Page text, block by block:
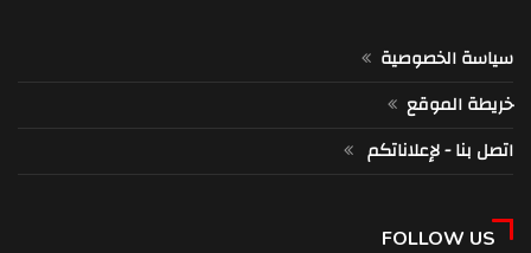
سياسة الخصوصية
خريطة الموقع
اتصل بنا - لإعلاناتكم
FOLLOW US